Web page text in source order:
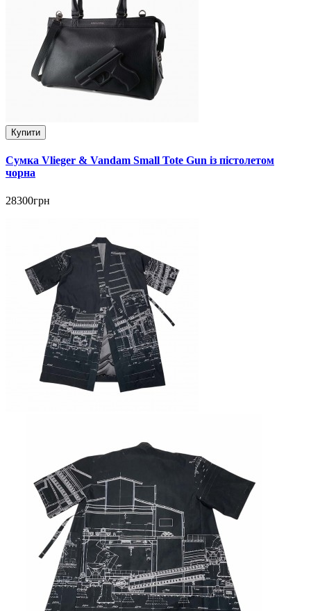
Купити
Сумка Vlieger & Vandam Small Tote Gun із пістолетом
чорна
28300грн